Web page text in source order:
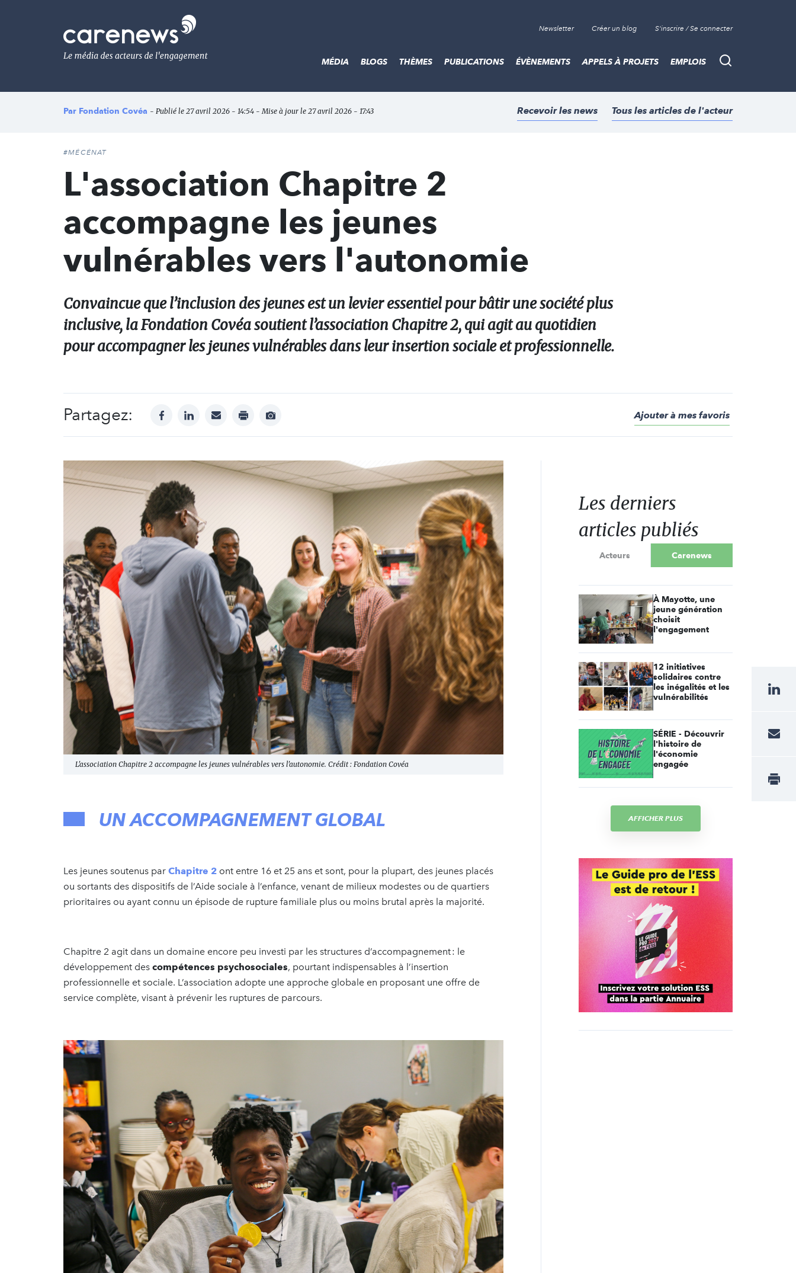
Le
média
de
l'engagement
Newsletter Créer un blog S'inscrire / Se connecter
Recherche
MÉDIA BLOGS THÈMES PUBLICATIONS ÉVÈNEMENTS APPELS À PROJETS EMPLOIS
Par Fondation Covéa - Publié le 27 avril 2026 - 14:54 - Mise à jour le 27 avril 2026 - 17:43 Recevoir les news Tous les articles de l'acteur
#MÉCÉNAT
L'association Chapitre 2
accompagne les jeunes
vulnérables vers l'autonomie
Convaincue que l’inclusion des jeunes est un levier essentiel pour bâtir une société plus
inclusive, la Fondation Covéa soutient l’association Chapitre 2, qui agit au quotidien
pour accompagner les jeunes vulnérables dans leur insertion sociale et professionnelle.
Partagez: facebooklinkedinmail print
Afficher
Ajouter à mes favoris
L'association Chapitre 2 accompagne les jeunes vulnérables vers l'autonomie. Crédit : Fondation Covéa
UN ACCOMPAGNEMENT GLOBAL
Les jeunes soutenus par Chapitre 2 ont entre 16 et 25 ans et sont, pour la plupart, des jeunes placés
ou sortants des dispositifs de l’Aide sociale à l’enfance, venant de milieux modestes ou de quartiers
prioritaires ou ayant connu un épisode de rupture familiale plus ou moins brutal après la majorité.
Chapitre 2 agit dans un domaine encore peu investi par les structures d’accompagnement : le
développement des compétences psychosociales, pourtant indispensables à l’insertion
professionnelle et sociale. L’association adopte une approche globale en proposant une offre de
service complète, visant à prévenir les ruptures de parcours.
Les derniers
articles publiés
Acteurs Carenews
À Mayotte, une
jeune génération
choisit
l'engagement
12 initiatives
solidaires contre
les inégalités et les
vulnérabilités
SÉRIE - Découvrir
l'histoire de
l'économie
engagée
AFFICHER PLUS